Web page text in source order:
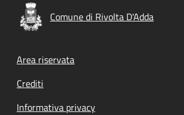
Comune di Rivolta D'Adda
Footer menu
Area riservata
Crediti
Informativa privacy